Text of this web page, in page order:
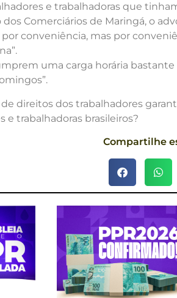
e trabalhadoras que
Comerciários de Maringá, o
conveniência, mas por
uma carga horária bastante
direitos dos trabalhadores
e trabalhadoras brasileiros?
Compartilhe